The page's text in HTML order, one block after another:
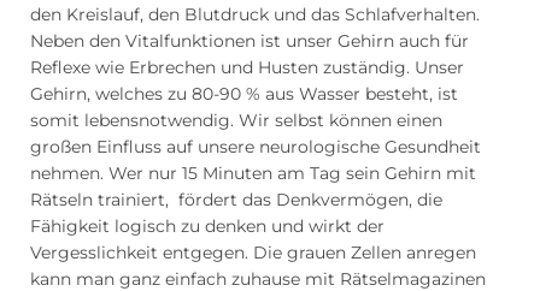
den Kreislauf, den Blutdruck und das Schlafverhalten.
Neben den Vitalfunktionen ist unser Gehirn auch für
Reflexe wie Erbrechen und Husten zuständig. Unser
Gehirn, welches zu 80-90 % aus Wasser besteht, ist
somit lebensnotwendig. Wir selbst können einen
großen Einfluss auf unsere neurologische Gesundheit
nehmen. Wer nur 15 Minuten am Tag sein Gehirn mit
Rätseln trainiert, fördert das Denkvermögen, die
Fähigkeit logisch zu denken und wirkt der
Vergesslichkeit entgegen. Die grauen Zellen anregen
kann man ganz einfach zuhause mit Rätselmagazinen